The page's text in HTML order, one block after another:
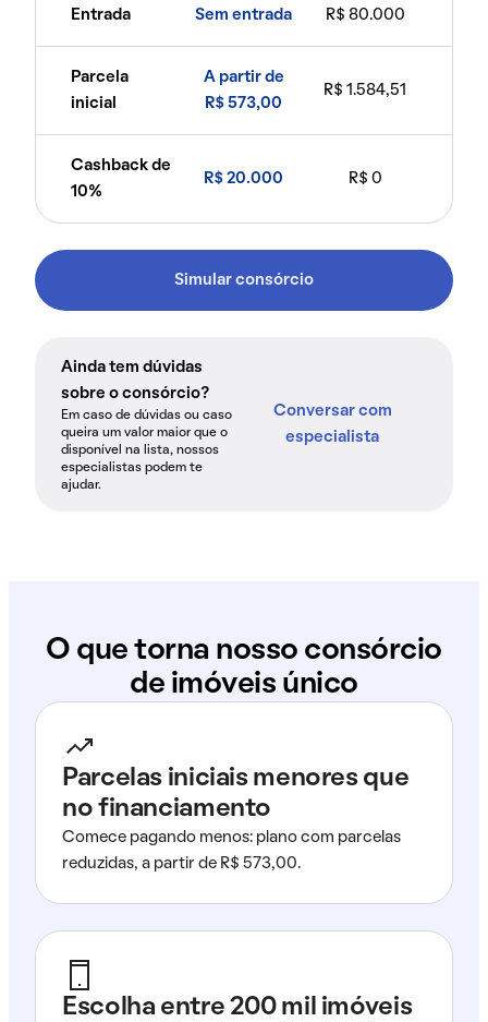
Entrada Sem entrada R$ 80.000
Parcela
inicial
A partir de
R$ 573,00
R$ 1.584,51
Cashback de
10%
R$ 20.000 R$ 0
Simular consórcio
Ainda tem dúvidas
sobre o consórcio?
Em caso de dúvidas ou caso
queira um valor maior que o
disponível na lista, nossos
especialistas podem te
ajudar.
Conversar com
especialista
O que torna nosso consórcio
de imóveis único
Parcelas iniciais menores que
no financiamento
Comece pagando menos: plano com parcelas
reduzidas, a partir de R$ 573,00.
Escolha entre 200 mil imóveis